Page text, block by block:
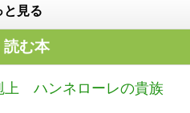
と見る
読む本
上 ハンネローレの貴族